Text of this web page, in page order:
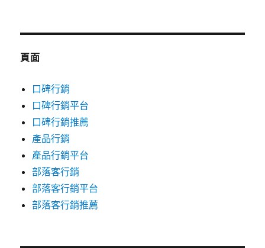
頁面
口碑行銷
口碑行銷平台
口碑行銷推薦
產品行銷
產品行銷平台
部落客行銷
部落客行銷平台
部落客行銷推薦